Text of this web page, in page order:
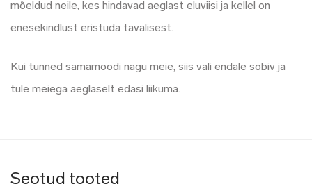
mõeldud neile, kes hindavad aeglast eluviisi ja kellel on
enesekindlust eristuda tavalisest.
Kui tunned samamoodi nagu meie, siis vali endale sobiv ja
tule meiega aeglaselt edasi liikuma.
Seotud tooted